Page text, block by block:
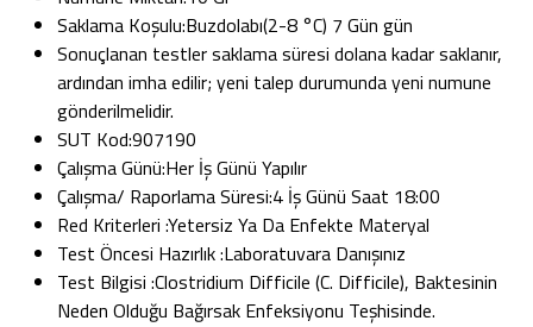
Saklama Koşulu:Buzdolabı(2-8 °C) 7 Gün gün
Sonuçlanan testler saklama süresi dolana kadar saklanır,
ardından imha edilir; yeni talep durumunda yeni numune
gönderilmelidir.
SUT Kod:907190
Çalışma Günü:Her İş Günü Yapılır
Çalışma/ Raporlama Süresi:4 İş Günü Saat 18:00
Red Kriterleri :Yetersiz Ya Da Enfekte Materyal
Test Öncesi Hazırlık :Laboratuvara Danışınız
Test Bilgisi :Clostridium Difficile (C. Difficile), Baktesinin
Neden Olduğu Bağırsak Enfeksiyonu Teşhisinde.